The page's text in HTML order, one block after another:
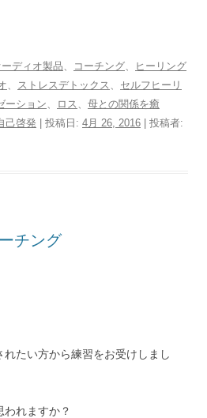
ーディオ製品、 コーチング、
ヒーリング
、 ストレスデトックス 、 セルフヒーリ
ーション、 ロス 、 母との関係を癒
己啓発 | 投稿日: 4月 26, 2016
投稿者:
チング
たい方から練習をお受けしまし
われますか？